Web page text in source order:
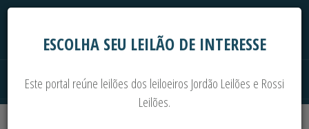
ESCOLHA SEU LEILÃO DE INTERESSE
Este portal reúne leilões dos leiloeiros Jordão Leilões e Rossi
Leilões.